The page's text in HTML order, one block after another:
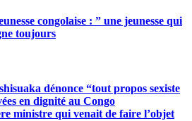
congolaise : ” une jeunesse qui
toujours
dénonce “tout propos sexiste
en dignité au Congo
ministre qui venait de faire l’objet